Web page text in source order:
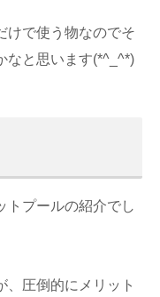
けで使う物なのでそ
なと思います(*^_^*)
トプールの紹介でし
、圧倒的にメリット